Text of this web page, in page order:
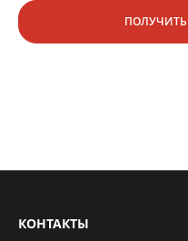
КОНТАКТЫ